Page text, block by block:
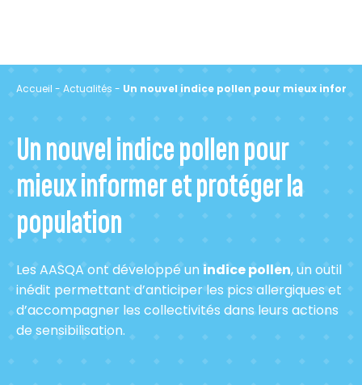
Accueil - Actualités - Un nouvel indice pollen pour mieux
Un nouvel indice pollen pour
mieux informer et protéger la
population
Les AASQA ont développé un indice pollen, un outil
inédit permettant d’anticiper les pics allergiques et
d’accompagner les collectivités dans leurs actions
de sensibilisation.